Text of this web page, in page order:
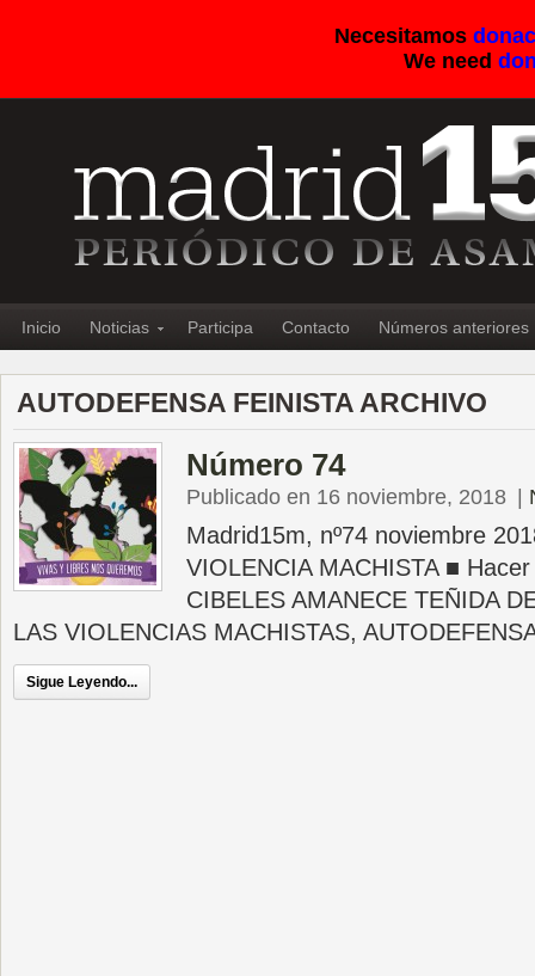
Necesitamos
We need
Inicio Noticias Participa Contacto Números anteriores
AUTODEFENSA FEINISTA ARCHIVO
Número 74
Publicado en 16 noviembre, 2018
Madrid15m, nº74 noviembre
VIOLENCIA MACHISTA ■
CIBELES AMANECE TEÑIDA
LAS VIOLENCIAS MACHISTAS,
Sigue Leyendo...